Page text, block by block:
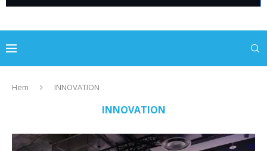
Hem INNOVATION
INNOVATION